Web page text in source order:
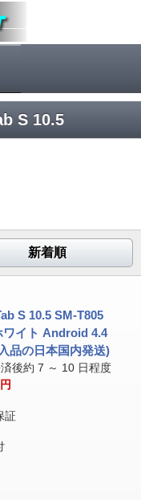
S 10.5
新着順
S 10.5 SM-T805
ワイト Android 4.4
品の日本国内発送)
後約 7 ～ 10 日程度
円
証